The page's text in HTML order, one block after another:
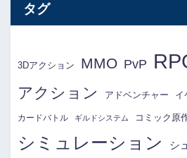
タグ
3Dアクション MMO PvP
アクション アドベンチャー イ
カードバトル ギルドシステム コミック原
シミュレーション シ